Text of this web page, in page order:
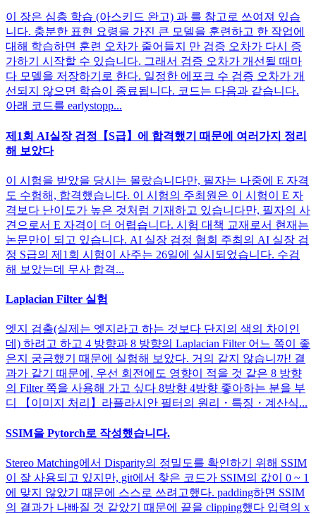
이 장은 심층 학습 (아스키드 완고) 과 를 참고로 쓰여져 있습
니다. 충분한 표현 요령을 가진 큰 모델을 훈련하고 한 작업에
대해 학습하면 훈련 오차가 줄어들지 만 검증 오차가 다시 증
가하기 시작할 수 있습니다. 그래서 검증 오차가 개선될 때마
다 모델을 저장하기로 한다. 일정한 에포크 수 검증 오차가 개
선되지 않으면 학습이 종료됩니다. 코드는 다음과 같습니다.
아래 코드를 earlystopp...
제1회 AI실장 검정【S급】에 합격했기 때문에 여러가지 정리
해 보았다
이 시험을 받았을 당시는 몰랐습니다만, 필자는 나중에 E 자격
도 수험해, 합격했습니다. 이 시험의 주최원은 이 시험이 E 자
격보다 난이도가 높은 것처럼 기재하고 있습니다만, 필자의 사
견으로서 E 자격이 더 어렵습니다. 시험 대책 교재로서 현재는
논문만이 되고 있습니다. AI 실장 검정 협회 주최의 AI 실장 검
정 S급의 제1회 시험이 사주는 26일에 실시되었습니다. 수검
해 보았는데 무사 합격...
Laplacian Filter 실험
엣지 검출(실제는 엣지라고 하는 것보다 단지의 색의 차이인
데) 하려고 하고 4 방향과 8 방향의 Laplacian Filter 어느 쪽이 좋
은지 궁금했기 때문에 실험해 보았다. 거의 같지 않습니까! 결
과가 같기 때문에, 우선 회전에도 영향이 적을 것 같은 8 방향
의 Filter 쪽을 사용해 가고 싶다 8방향 4방향 좋아하는 분을 부
디 【이미지 처리】라플라시안 필터의 원리・특징・계산식...
SSIM을 Pytorch로 작성했습니다.
Stereo Matching에서 Disparity의 정밀도를 확인하기 위해 SSIM
이 잘 사용되고 있지만, git에서 찾은 코드가 SSIM의 값이 0 ~ 1
에 맞지 않았기 때문에 스스로 쓰려고했다. padding하면 SSIM
의 결과가 나빠질 것 같았기 때문에 끝을 clipping했다 입력의 x